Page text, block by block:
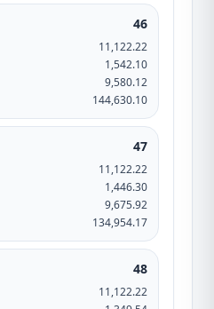
46
11,122.22
1,542.10
9,580.12
144,630.10
47
11,122.22
1,446.30
9,675.92
134,954.17
48
11,122.22